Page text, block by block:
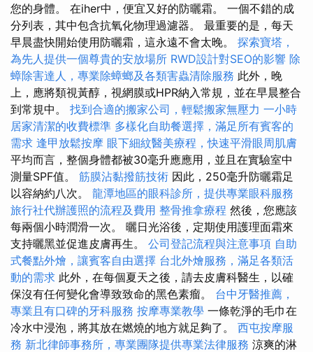
您的身體。 在iher中，便宜又好的防曬霜。 一個不錯的成
分列表，其中包含抗氧化物理過濾器。 最重要的是，每天
早晨盡快開始使用防曬霜，這永遠不會太晚。 探索寶塔，
為先人提供一個尊貴的安放場所 RWD設計對SEO的影響 除
蟑除害達人，專業除蟑螂及各類害蟲清除服務 此外，晚
上，應將類視黃醇，視網膜或HPR納入常規，並在早晨整合
到常規中。 找到合適的搬家公司，輕鬆搬家無壓力 一小時
居家清潔的收費標準 多樣化自助餐選擇，滿足所有賓客的
需求 逢甲放鬆按摩 眼下細紋醫美療程，快速平滑眼周肌膚
平均而言，整個身體都被30毫升應應用，並且在實驗室中
測量SPF值。 筋膜沾黏撥筋技術 因此，250毫升防曬霜足
以容納約八次。 龍潭地區的眼科診所，提供專業眼科服務
旅行社代辦護照的流程及費用 整骨推拿療程 然後，您應該
每兩個小時潤滑一次。 曬日光浴後，定期使用護理面霜來
支持曬黑並促進皮膚再生。 公司登記流程與注意事項 自助
式餐點外燴，讓賓客自由選擇 台北外燴服務，滿足各類活
動的需求 此外，在每個夏天之後，請去皮膚科醫生，以確
保沒有任何變化會導致致命的黑色素瘤。 台中牙醫推薦，
專業且有口碑的牙科服務 按摩專業教學 一條乾淨的毛巾在
冷水中浸泡，將其放在燃燒的地方就足夠了。 西屯按摩服
務 新北律師事務所，專業團隊提供專業法律服務 涼爽的淋